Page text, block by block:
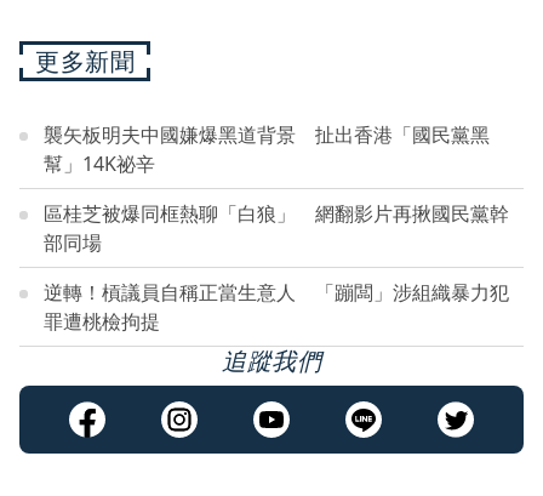
更多新聞
襲矢板明夫中國嫌爆黑道背景 扯出香港「國民黨黑
幫」14K祕辛
區桂芝被爆同框熱聊「白狼」 網翻影片再揪國民黨幹
部同場
逆轉！槓議員自稱正當生意人 「蹦闆」涉組織暴力犯
罪遭桃檢拘提
追蹤我們